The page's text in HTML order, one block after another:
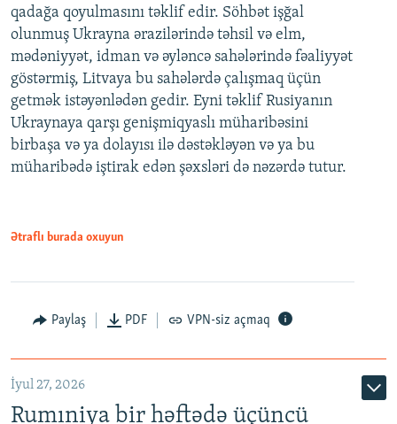
qadağa qoyulmasını təklif edir. Söhbət işğal
olunmuş Ukrayna ərazilərində təhsil və elm,
mədəniyyət, idman və əyləncə sahələrində fəaliyyət
göstərmiş, Litvaya bu sahələrdə çalışmaq üçün
getmək istəyənlədən gedir. Eyni təklif Rusiyanın
Ukraynaya qarşı genişmiqyaslı müharibəsini
birbaşa və ya dolayısı ilə dəstəkləyən və ya bu
müharibədə iştirak edən şəxsləri də nəzərdə tutur.
Ətraflı burada oxuyun
Paylaş PDF VPN-siz açmaq
İyul 27, 2026
Rumıniya bir həftədə üçüncü